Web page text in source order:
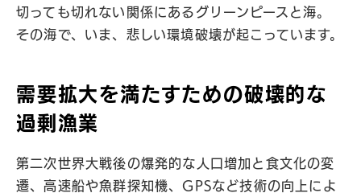
切っても切れない関係にあるグリーンピースと海。
その海で、いま、悲しい環境破壊が起こっています。
需要拡大を満たすための破壊的な
過剰漁業
第二次世界大戦後の爆発的な人口増加と食文化の変
遷、高速船や魚群探知機、GPSなど技術の向上によ